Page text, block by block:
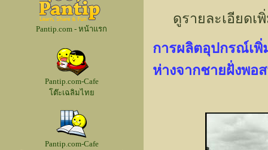
Pantip.com - หน้าแรก
Pantip.com-Cafe
โต๊ะเฉลิมไทย
Pantip.com-Cafe
ดูรายละเอียดเ
การผลิตอุปกรณ์เพิ่
ห่างจากชายฝั่งพอ